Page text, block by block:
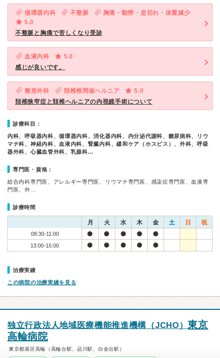
循環器内科 不整脈
胸痛・動悸・息切れ・体重減少
5.0
不整脈と胸痛で苦しくなり受診
血液内科
5.0
感じが良いです。
整形外科 頚椎椎間板ヘルニア
5.0
頚椎狭窄症と頚椎ヘルニアの内視鏡手術について
診療科目：
内科、呼吸器内科、循環器内科、消化器内科、内分泌代謝科、糖尿病科、リウ
マチ科、神経内科、血液内科、腎臓内科、緩和ケア（ホスピス）、外科、呼吸
器外科、心臓血管外科、乳腺科…
専門医・資格：
総合内科専門医、アレルギー専門医、リウマチ専門医、感染症専門医、血液専
門医、外…
診療時間
月 火 水 木 金 土 日 祝
08:30-11:00
13:00-15:00
治療実績
この病院の治療実績を見る
独立行政法人地域医療機能推進機構（JCHO）東京
高輪病院
東京都港区高輪（高輪台駅、品川駅、白金台駅）